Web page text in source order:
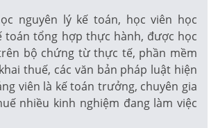
nguyên lý kế toán, học viên học
toán tổng hợp thực hành, được học
bộ chứng từ thực tế, phần mềm
thuế, các văn bản pháp luật hiện
viên là kế toán trưởng, chuyên gia
nhiều kinh nghiệm đang làm việc